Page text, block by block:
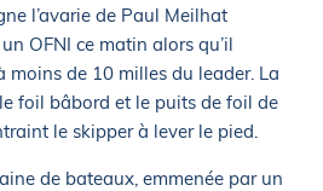
l’avarie de Paul Meilhat
OFNI ce matin alors qu’il
de 10 milles du leader. La
foil bâbord et le puits de foil de
le skipper à lever le pied.
de bateaux, emmenée par un